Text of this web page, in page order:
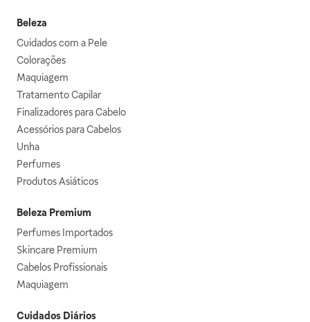
Beleza
Cuidados com a Pele
Colorações
Maquiagem
Tratamento Capilar
Finalizadores para Cabelo
Acessórios para Cabelos
Unha
Perfumes
Produtos Asiáticos
Beleza Premium
Perfumes Importados
Skincare Premium
Cabelos Profissionais
Maquiagem
Cuidados Diários